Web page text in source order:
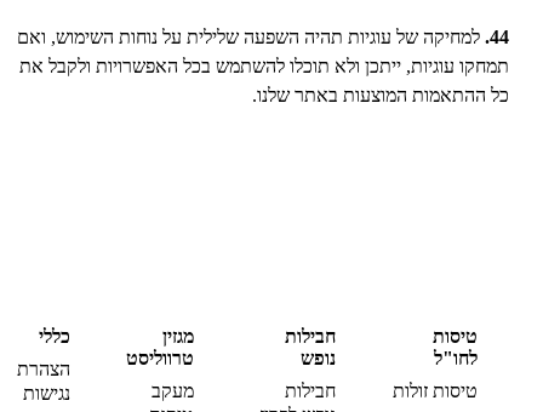
44. למחיקה של עוגיות תהיה השפעה שלילית על נוחות השימוש, ואם
תמחקו עוגיות, ייתכן ולא תוכלו להשתמש בכל האפשרויות ולקבל את
כל ההתאמות המוצעות באתר שלנו.
טיסות
לחו"ל
טיסות זולות
חבילות
נופש
חבילות
מגזין
טרווליסט
מעקב
כללי
הצהרת
נגישות